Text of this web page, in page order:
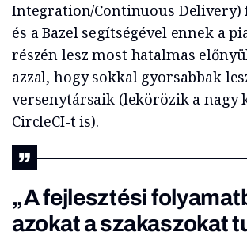
Integration/Continuous Delivery)
és a Bazel segítségével ennek a
részén lesz most hatalmas
azzal, hogy sokkal gyorsabbak
versenytársaik (lekörözik a nagy
CircleCI-t is).
„A fejlesztési
azokat a szakaszokat